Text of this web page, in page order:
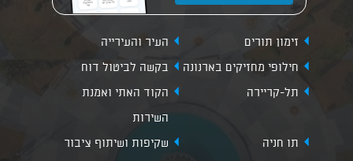
זימון תורים
העיר והעירייה
חילופי מחזיקים בארנונה
בקשה לביטול דוח
תל-קריירה
הקוד האתי ואמנת
השירות
תו חניה
שקיפות ושיתוף ציבור